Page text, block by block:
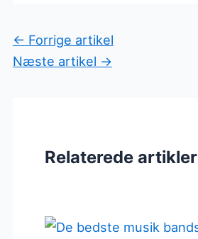
← Forrige artikel
Næste artikel →
Relaterede artikler